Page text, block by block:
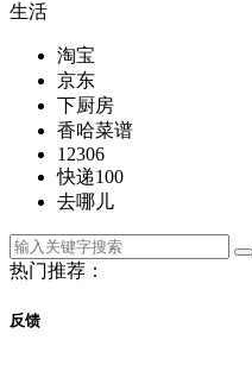
生活
淘宝
京东
下厨房
香哈菜谱
12306
快递100
去哪儿
热门推荐：
反馈